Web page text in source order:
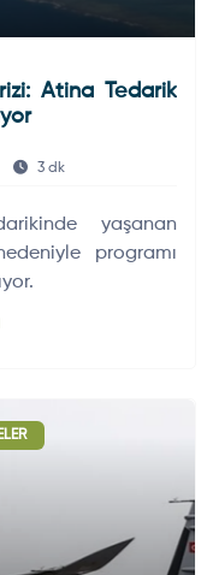
Atina Tedarik
3 dk
yaşanan
programı